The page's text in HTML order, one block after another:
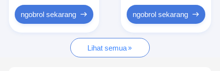
Drive Luar Ruangan Melalui Papan Menu
Panel LCD yang Dapat Dibaca Sinar Matahari
ngobrol sekarang ngobrol sekarang
Lihat semua